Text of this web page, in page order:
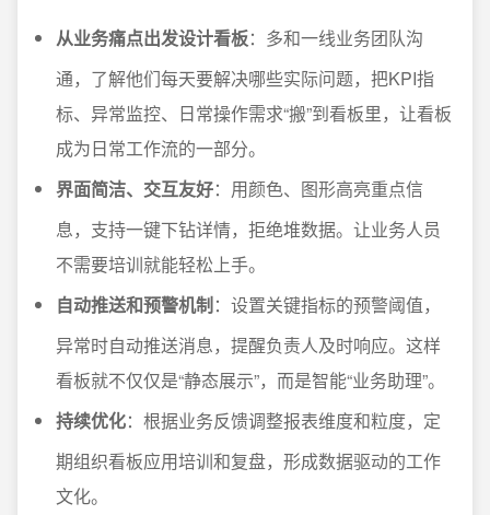
从业务痛点出发设计看板：多和一线业务团队沟
通，了解他们每天要解决哪些实际问题，把KPI指
标、异常监控、日常操作需求“搬”到看板里，让看板
成为日常工作流的一部分。
界面简洁、交互友好：用颜色、图形高亮重点信
息，支持一键下钻详情，拒绝堆数据。让业务人员
不需要培训就能轻松上手。
自动推送和预警机制：设置关键指标的预警阈值，
异常时自动推送消息，提醒负责人及时响应。这样
看板就不仅仅是“静态展示”，而是智能“业务助理”。
持续优化：根据业务反馈调整报表维度和粒度，定
期组织看板应用培训和复盘，形成数据驱动的工作
文化。